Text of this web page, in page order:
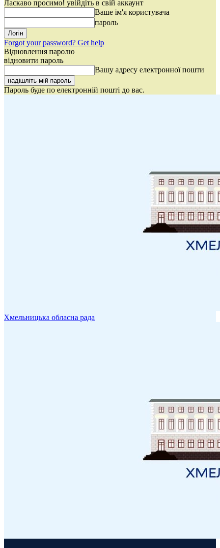
Ласкаво просимо! увійдіть в свій аккаунт
Ваше ім'я користувача
пароль
Forgot your password? Get help
Відновлення паролю
відновити пароль
Вашу адресу електронної пошти
Пароль буде по електронній пошті до вас.
Хмельницька обласна рада